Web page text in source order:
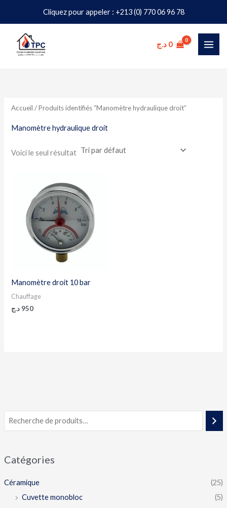
Cliquez pour appeler : +213 (0) 770 06 96 78
contenu
0 د.ج
Catégories
Céramique
(25)
Cuvette monobloc
(5)
Accueil / Produits identifiés “Manomètre hydraulique droit”
Manomètre hydraulique droit
Voici le seul résultat
Manomètre droit 10 bar
Chauffage
950 د.ج